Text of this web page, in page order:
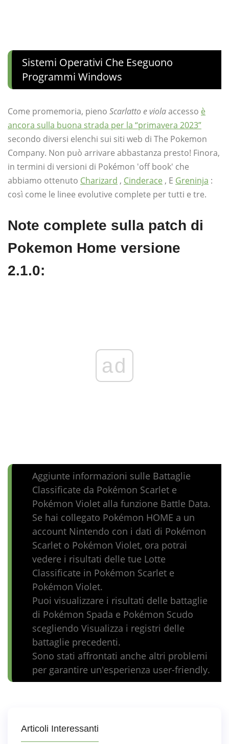
Sistemi Operativi Che Eseguono
Programmi Windows
Come promemoria, pieno Scarlatto e violaaccesso è
ancora sulla buona strada per la “primavera 2023”
secondo diversi elenchi sui siti web di The Pokemon
Company. Non può arrivare abbastanza presto! Finora,
in termini di versioni di Pokémon 'off book' che
abbiamo ottenuto Charizard , Cinderace , E Greninja :
così come le linee evolutive complete per tutti e tre.
Note complete sulla patch di
Pokemon Home versione
2.1.0:
ad
Aggiunte informazioni sulle Battaglie
Classificate da Pokémon Scarlet e
Pokémon Violet alla funzione Battle Data.
Se hai collegato Pokémon HOME a un
account Nintendo con i dati di Pokémon
Scarlet o Pokémon Violet, ora potrai
vedere i risultati delle tue Lotte
Classificate in Pokémon Scarlet e
Pokémon Violet.
Puoi visualizzare i risultati delle battaglie
di Pokémon Spada e Pokémon Scudo
scegliendo Visualizza i registri delle
battaglie precedenti.
Sono stati affrontati anche altri problemi
per garantire un'esperienza user-friendly.
Articoli Interessanti